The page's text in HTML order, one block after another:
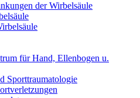
der Wirbelsäule
für Hand, Ellenbogen u.
Sporttraumatologie